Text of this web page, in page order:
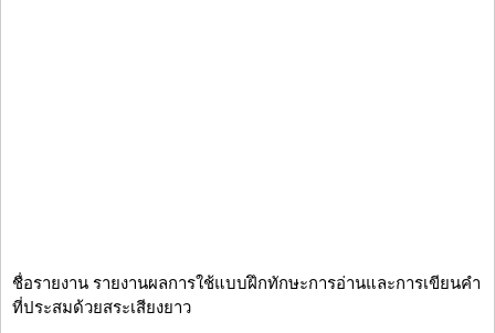
ชื่อรายงาน รายงานผลการใช้แบบฝึกทักษะการอ่านและการเขียนคำ
ที่ประสมด้วยสระเสียงยาว